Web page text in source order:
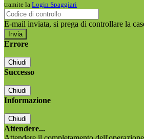
tramite la Login Spaggiari
E-mail inviata, si prega di controllare la
Errore
Chiudi
Successo
Chiudi
Informazione
Chiudi
Attendere...